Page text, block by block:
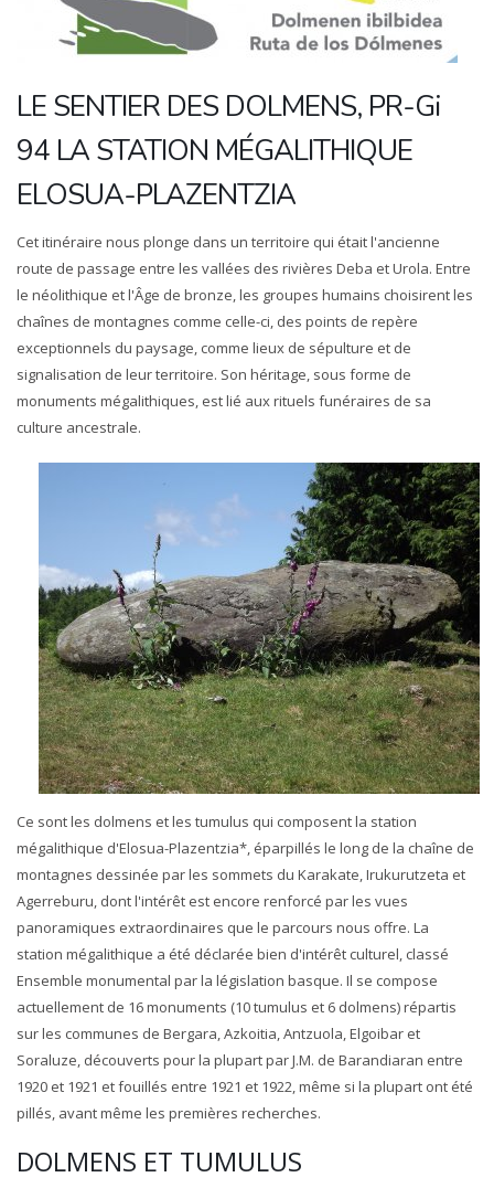
LE SENTIER DES DOLMENS, PR-Gi
94 LA STATION MÉGALITHIQUE
ELOSUA-PLAZENTZIA
Cet itinéraire nous plonge dans un territoire qui était l'ancienne
route de passage entre les vallées des rivières Deba et Urola. Entre
le néolithique et l'Âge de bronze, les groupes humains choisirent les
chaînes de montagnes comme celle-ci, des points de repère
exceptionnels du paysage, comme lieux de sépulture et de
signalisation de leur territoire. Son héritage, sous forme de
monuments mégalithiques, est lié aux rituels funéraires de sa
culture ancestrale.
Ce sont les dolmens et les tumulus qui composent la station
mégalithique d'Elosua-Plazentzia*, éparpillés le long de la chaîne de
montagnes dessinée par les sommets du Karakate, Irukurutzeta et
Agerreburu, dont l'intérêt est encore renforcé par les vues
panoramiques extraordinaires que le parcours nous offre. La
station mégalithique a été déclarée bien d'intérêt culturel, classé
Ensemble monumental par la législation basque. Il se compose
actuellement de 16 monuments (10 tumulus et 6 dolmens) répartis
sur les communes de Bergara, Azkoitia, Antzuola, Elgoibar et
Soraluze, découverts pour la plupart par J.M. de Barandiaran entre
1920 et 1921 et fouillés entre 1921 et 1922, même si la plupart ont été
pillés, avant même les premières recherches.
DOLMENS ET TUMULUS